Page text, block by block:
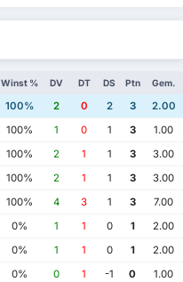
Winst % DV DT DS Ptn Gem.
100% 2 0 2 3
2.00
100% 1 0 1 3
1.00
100% 2 1 1 3
3.00
100% 2 1 1 3
3.00
100% 4 3 1 3
7.00
0% 1 1 0 1
2.00
0% 1 1 0 1
2.00
0% 0 1 -1 0
1.00